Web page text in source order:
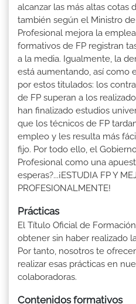
alcanzar las más altas cotas
también según el Ministro
Profesional mejora la
formativos de FP registran
a la media. Igualmente, la
está aumentando, así como
por estos titulados: los
de FP superan a los
han finalizado estudios
que los técnicos de FP
empleo y les resulta más
fijo. Por todo ello, el
Profesional como una
esperas?...¡ESTUDIA FP Y
PROFESIONALMENTE!
Prácticas
El Título Oficial de
obtener sin haber realizado
Por tanto, nosotros te
realizar esas prácticas en
colaboradoras.
Contenidos formativos